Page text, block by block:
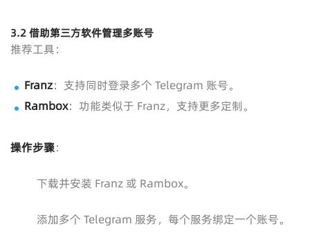
3.2 借助第三方软件管理多账号
推荐工具：
Franz：支持同时登录多个 Telegram 账号。
Rambox：功能类似于 Franz，支持更多定制。
操作步骤：
下载并安装 Franz 或 Rambox。
添加多个 Telegram 服务，每个服务绑定一个账号。